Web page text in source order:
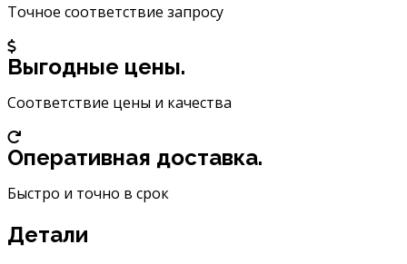
Точное соответствие запросу
Выгодные цены.
Соответствие цены и качества
Оперативная доставка.
Быстро и точно в срок
Детали